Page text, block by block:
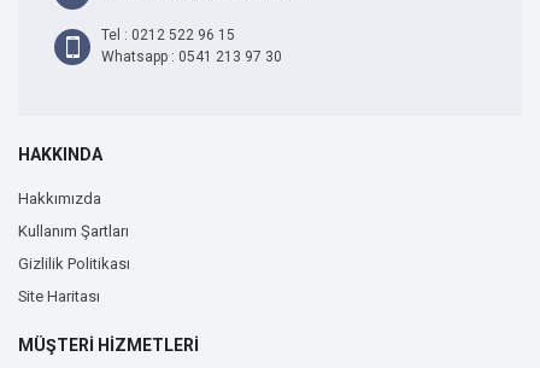
Tel : 0212 522 96 15
Whatsapp : 0541 213 97 30
HAKKINDA
Hakkımızda
Kullanım Şartları
Gizlilik Politikası
Site Haritası
MÜŞTERİ HİZMETLERİ